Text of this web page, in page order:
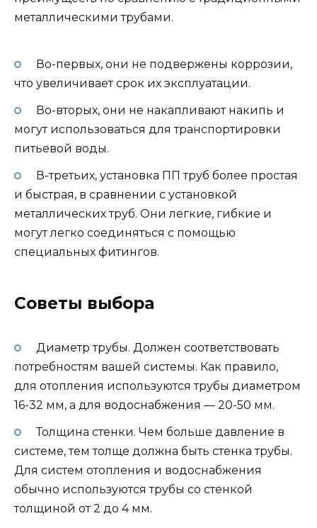
металлическими трубами.
Во-первых, они не подвержены коррозии,
что увеличивает срок их эксплуатации.
Во-вторых, они не накапливают накипь и
могут использоваться для транспортировки
питьевой воды.
В-третьих, установка ПП труб более простая
и быстрая, в сравнении с установкой
металлических труб. Они легкие, гибкие и
могут легко соединяться с помощью
специальных фитингов.
Советы выбора
Диаметр трубы. Должен соответствовать
потребностям вашей системы. Как правило,
для отопления используются трубы диаметром
16-32 мм, а для водоснабжения — 20-50 мм.
Толщина стенки. Чем больше давление в
системе, тем толще должна быть стенка трубы.
Для систем отопления и водоснабжения
обычно используются трубы со стенкой
толщиной от 2 до 4 мм.